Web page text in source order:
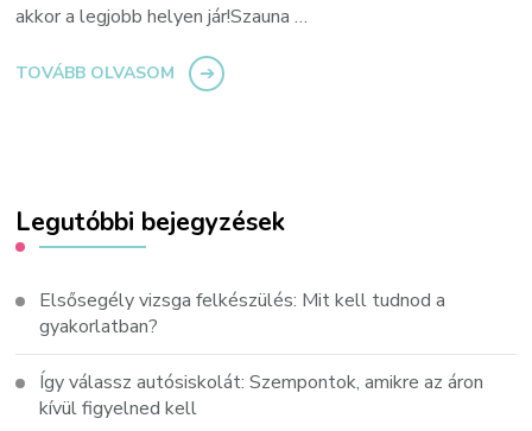
akkor a legjobb helyen jár!Szauna …
TOVÁBB OLVASOM
Legutóbbi bejegyzések
Elsősegély vizsga felkészülés: Mit kell tudnod a
gyakorlatban?
Így válassz autósiskolát: Szempontok, amikre az áron
kívül figyelned kell